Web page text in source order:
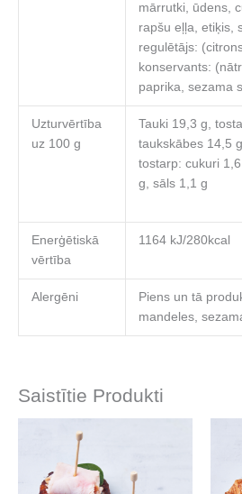
mārrutki, ūdens,
rapšu eļļa, etiķis,
regulētājs:
konservants:
paprika, sezama
Uzturvērtība
uz 100 g
Tauki 19,3 g,
taukskābes 14,5
tostarp: cukuri
g, sāls 1,1 g
Enerģētiskā
vērtība
1164 kJ/280kcal
Alergēni
Piens un tā
mandeles,
Saistītie Produkti